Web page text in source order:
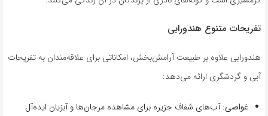
تفریحات متنوع هندورابی
هندورابی علاوه بر طبیعت آرامش‌بخش، امکاناتی برای علاقه‌مندان به تفریحات
آبی و گردشگری ارائه می‌دهد:
غواصی:آب‌های شفاف جزیره برای مشاهده مرجان‌ها و آبزیان ایده‌آل